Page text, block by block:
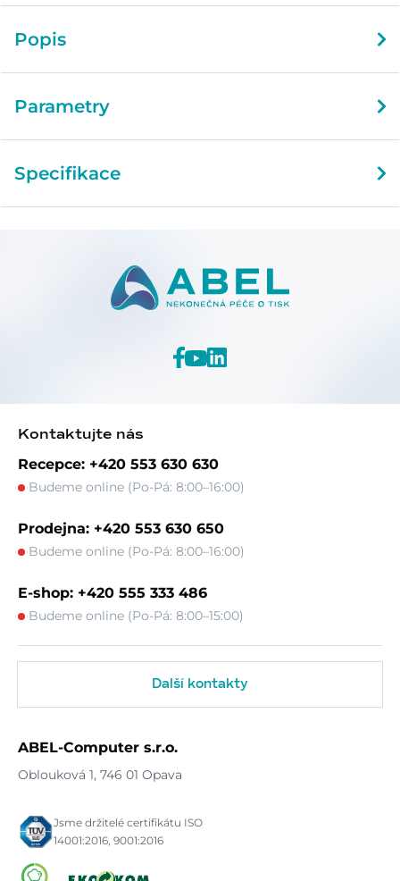
Popis
Parametry
Specifikace
Kontaktujte nás
Recepce: +420 553 630 630
Budeme online (Po-Pá: 8:00–16:00)
Prodejna: +420 553 630 650
Budeme online (Po-Pá: 8:00–16:00)
E-shop: +420 555 333 486
Budeme online (Po-Pá: 8:00–15:00)
Další kontakty
ABEL-Computer s.r.o.
Oblouková 1, 746 01 Opava
Jsme držitelé certifikátu ISO
14001:2016, 9001:2016